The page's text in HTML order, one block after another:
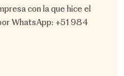
con la que hice el
WhatsApp: +51 984